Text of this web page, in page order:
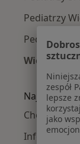
Pediatrzy
Pediatrzy
Więcej (2)
Najczęście
Choroby
Infekcje
zespół
lepsze
jako